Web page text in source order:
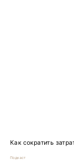
Как сократить
Подкаст